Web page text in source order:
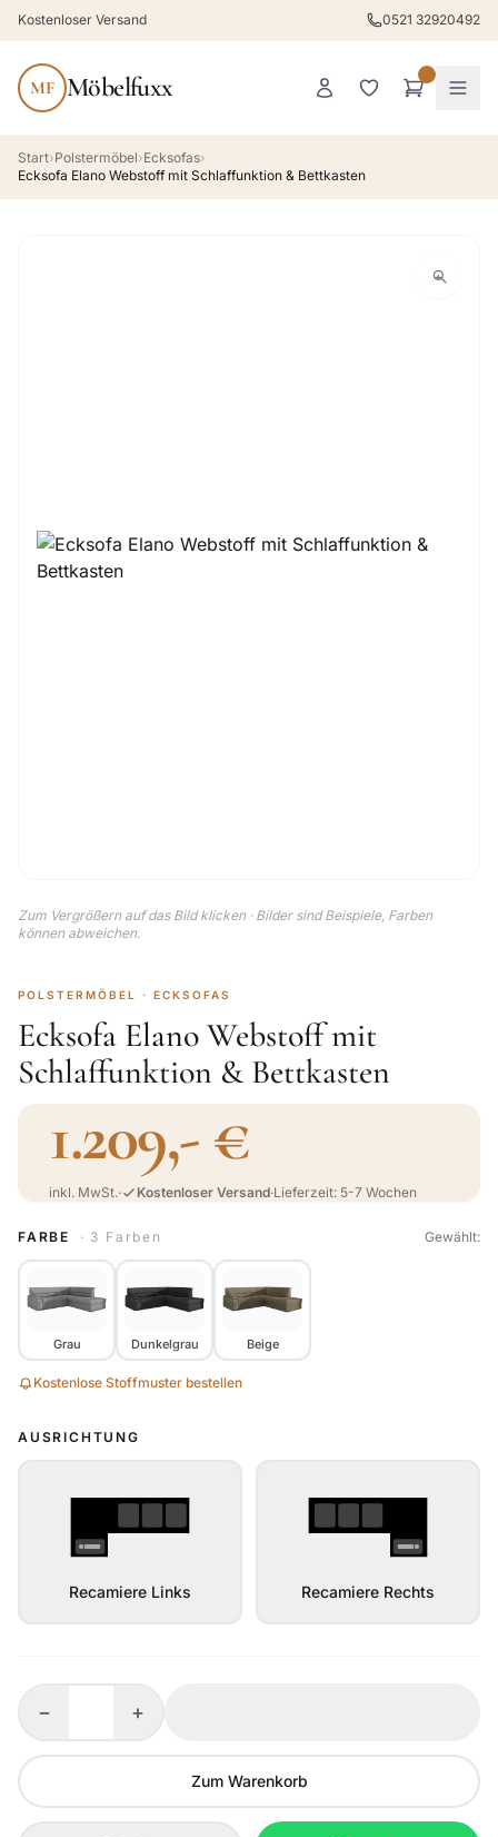
Kostenloser Versand 0521 32920492
MF Möbelfuxx
Start›Polstermöbel›Ecksofas›
Ecksofa Elano Webstoff mit Schlaffunktion & Bettkasten
Zum Vergrößern auf das Bild klicken · Bilder sind Beispiele, Farben
können abweichen.
POLSTERMÖBEL · ECKSOFAS
Ecksofa Elano Webstoff mit
Schlaffunktion & Bettkasten
1.209,- €
inkl. MwSt.· Kostenloser Versand·Lieferzeit: 5-7 Wochen
FARBE · 3 Farben Gewählt:
Grau Dunkelgrau Beige
Kostenlose Stoffmuster bestellen
AUSRICHTUNG
Recamiere Links Recamiere Rechts
− +
Zum Warenkorb